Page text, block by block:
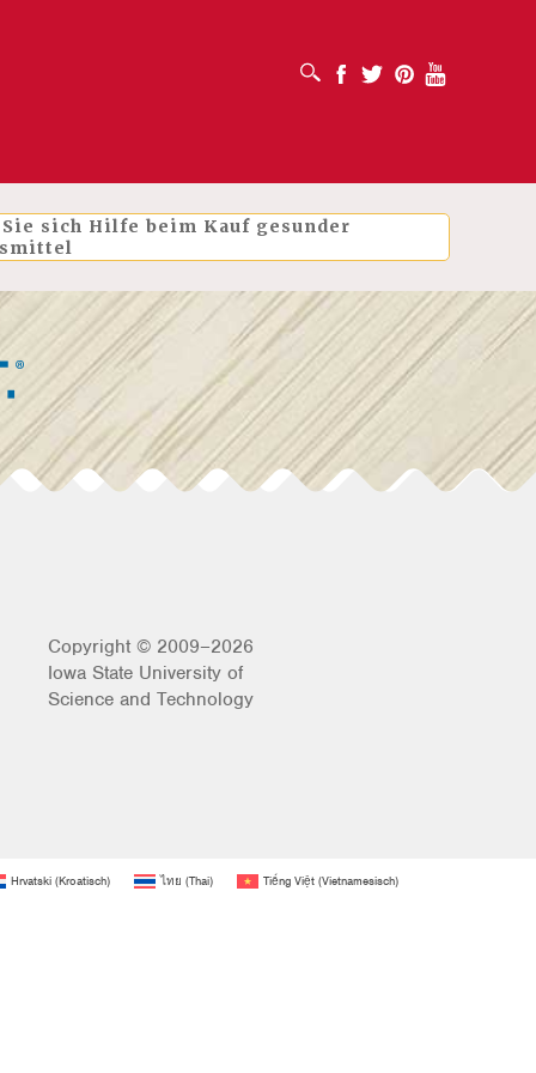
SUCHFELD ÖFFNENFacebook
Twitter PinterestYoutube
sich Hilfe beim Kauf gesunder
Copyright © 2009–2026
Iowa State University of
Science and Technology
Hrvatski (Kroatisch) ไทย (Thai) Tiếng Việt (Vietnamesisch)